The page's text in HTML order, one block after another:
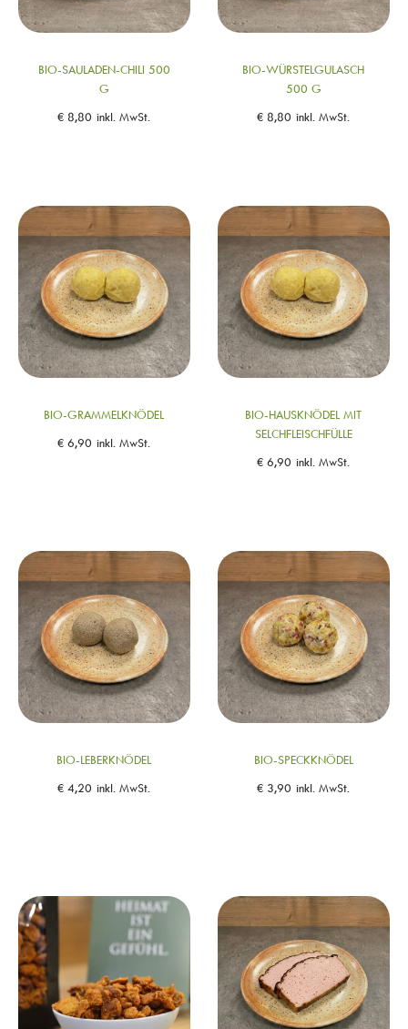
BIO-SAULADEN-CHILI 500
G
€ 8,80 inkl. MwSt.
BIO-WÜRSTELGULASCH
500 G
€ 8,80 inkl. MwSt.
BIO-GRAMMELKNÖDEL
€ 6,90 inkl. MwSt.
BIO-HAUSKNÖDEL MIT
SELCHFLEISCHFÜLLE
€ 6,90 inkl. MwSt.
BIO-LEBERKNÖDEL
€ 4,20 inkl. MwSt.
BIO-SPECKKNÖDEL
€ 3,90 inkl. MwSt.